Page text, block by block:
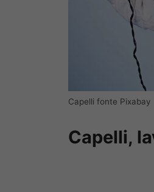
Capelli fonte Pixabay
Capelli,